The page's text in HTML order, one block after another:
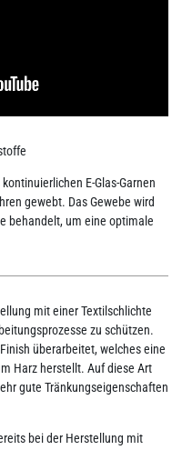
E-Glas-Garnen
gewebt. Das Gewebe wird
behandelt, um eine optimale
mit einer Textilschlichte
zu schützen.
überarbeitet, welches eine
Harz herstellt. Auf diese Art
gute Tränkungseigenschaften
bei der Herstellung mit